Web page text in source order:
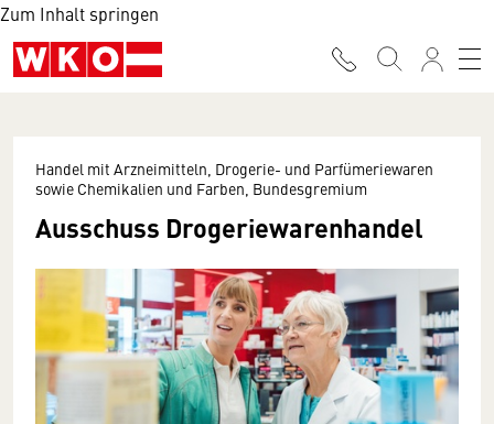
Zum Inhalt springen
Handel mit Arzneimitteln, Drogerie- und Parfümeriewaren
sowie Chemikalien und Farben, Bundesgremium
Ausschuss Drogeriewarenhandel